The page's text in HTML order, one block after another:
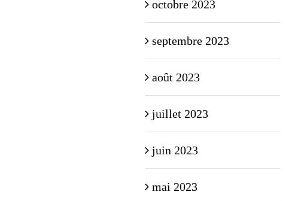
octobre 2023
septembre 2023
août 2023
juillet 2023
juin 2023
mai 2023